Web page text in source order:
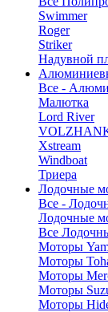
Swimmer
Roger
Striker
Надувной
Все -
Малютка
Lord River
Xstream
Windboat
Триера
Лодочные
Все -
Лодочные
Все
Моторы
Моторы
Моторы
Моторы
Моторы